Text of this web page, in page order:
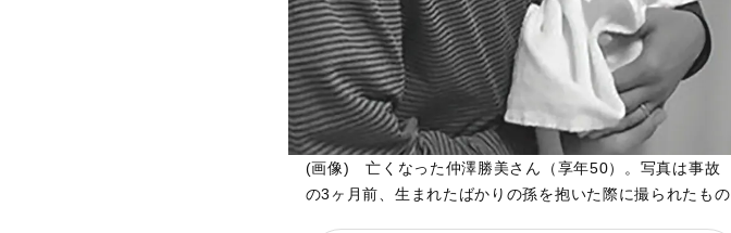
(画像) 亡くなった仲澤勝美さん（享年50）。写真は事故
の3ヶ月前、生まれたばかりの孫を抱いた際に撮られたもの